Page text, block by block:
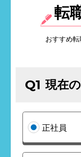
転
おすすめ転
Q1 現在
正社員